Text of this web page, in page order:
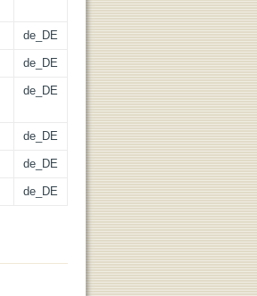
de_DE
de_DE
de_DE
de_DE
de_DE
de_DE